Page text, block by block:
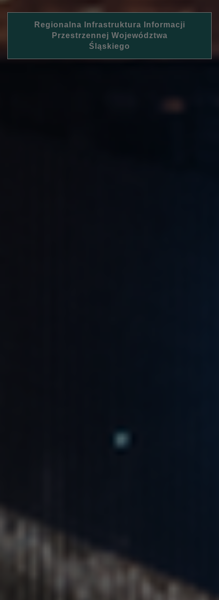
Regionalna Infrastruktura Informacji
Przestrzennej Województwa
Śląskiego